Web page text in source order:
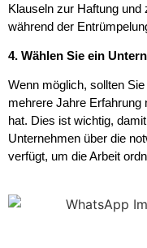
Klauseln zur Haftung und
während der
4. Wählen Sie ein
Wenn möglich, sollten
mehrere Jahre
hat. Dies ist wichtig,
Unternehmen über die
verfügt, um die Arbeit